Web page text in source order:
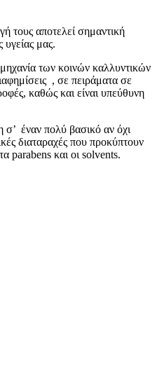
τους αποτελεί σημαντική
υγείας μας.
των κοινών καλλυντικών
, σε πειράματα σε
καθώς και είναι υπεύθυνη
σ’ έναν πολύ βασικό αν όχι
διαταραχές που προκύπτουν
parabens και οι solvents.